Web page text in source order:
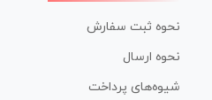
نحوه ثبت سفارش
نحوه ارسال
شیوه‌های پرداخت